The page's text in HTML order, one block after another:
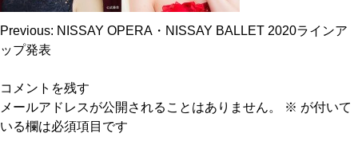
投
稿
ナ
ビ
ゲ
Previous: NISSAY OPERA・NISSAY BALLET 2020ラインア
ップ発表
コメントを残す
メールアドレスが公開されることはありません。
※ が付いて
いる欄は必須項目です